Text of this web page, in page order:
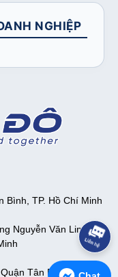
NGHIỆP
Bình, TP. Hồ Chí Minh
Nguyễn Văn Linh,
Tân Phú, TP. Hồ